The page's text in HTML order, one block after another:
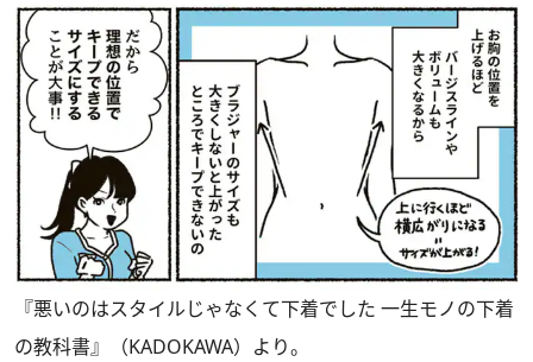
『悪いのはスタイルじゃなくて下着でした 一生モノの下着
の教科書』（KADOKAWA）より。